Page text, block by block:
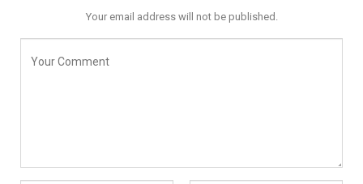
Your email address will not be published.